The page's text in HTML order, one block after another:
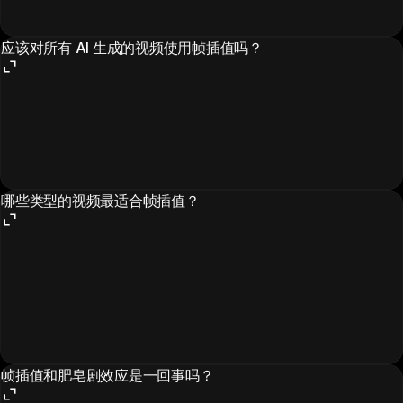
应该对所有 AI 生成的视频使用帧插值吗？
哪些类型的视频最适合帧插值？
帧插值和肥皂剧效应是一回事吗？